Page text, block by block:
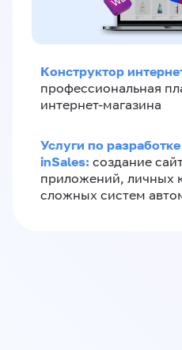
Конструктор
профессиональная
интернет-магазина
Услуги по
inSales: создание
приложений, личных
сложных систем